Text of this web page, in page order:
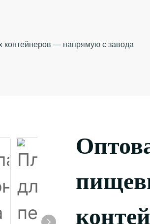
— напрямую с завода